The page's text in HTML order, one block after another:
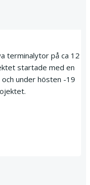
terminalytor på ca 12
startade med en
under hösten -19